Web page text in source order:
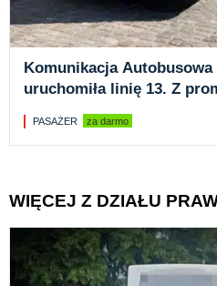
Komunikacja
uruchomiła linię 13. Z
PASAŻER za darmo
WIĘCEJ Z DZIAŁU